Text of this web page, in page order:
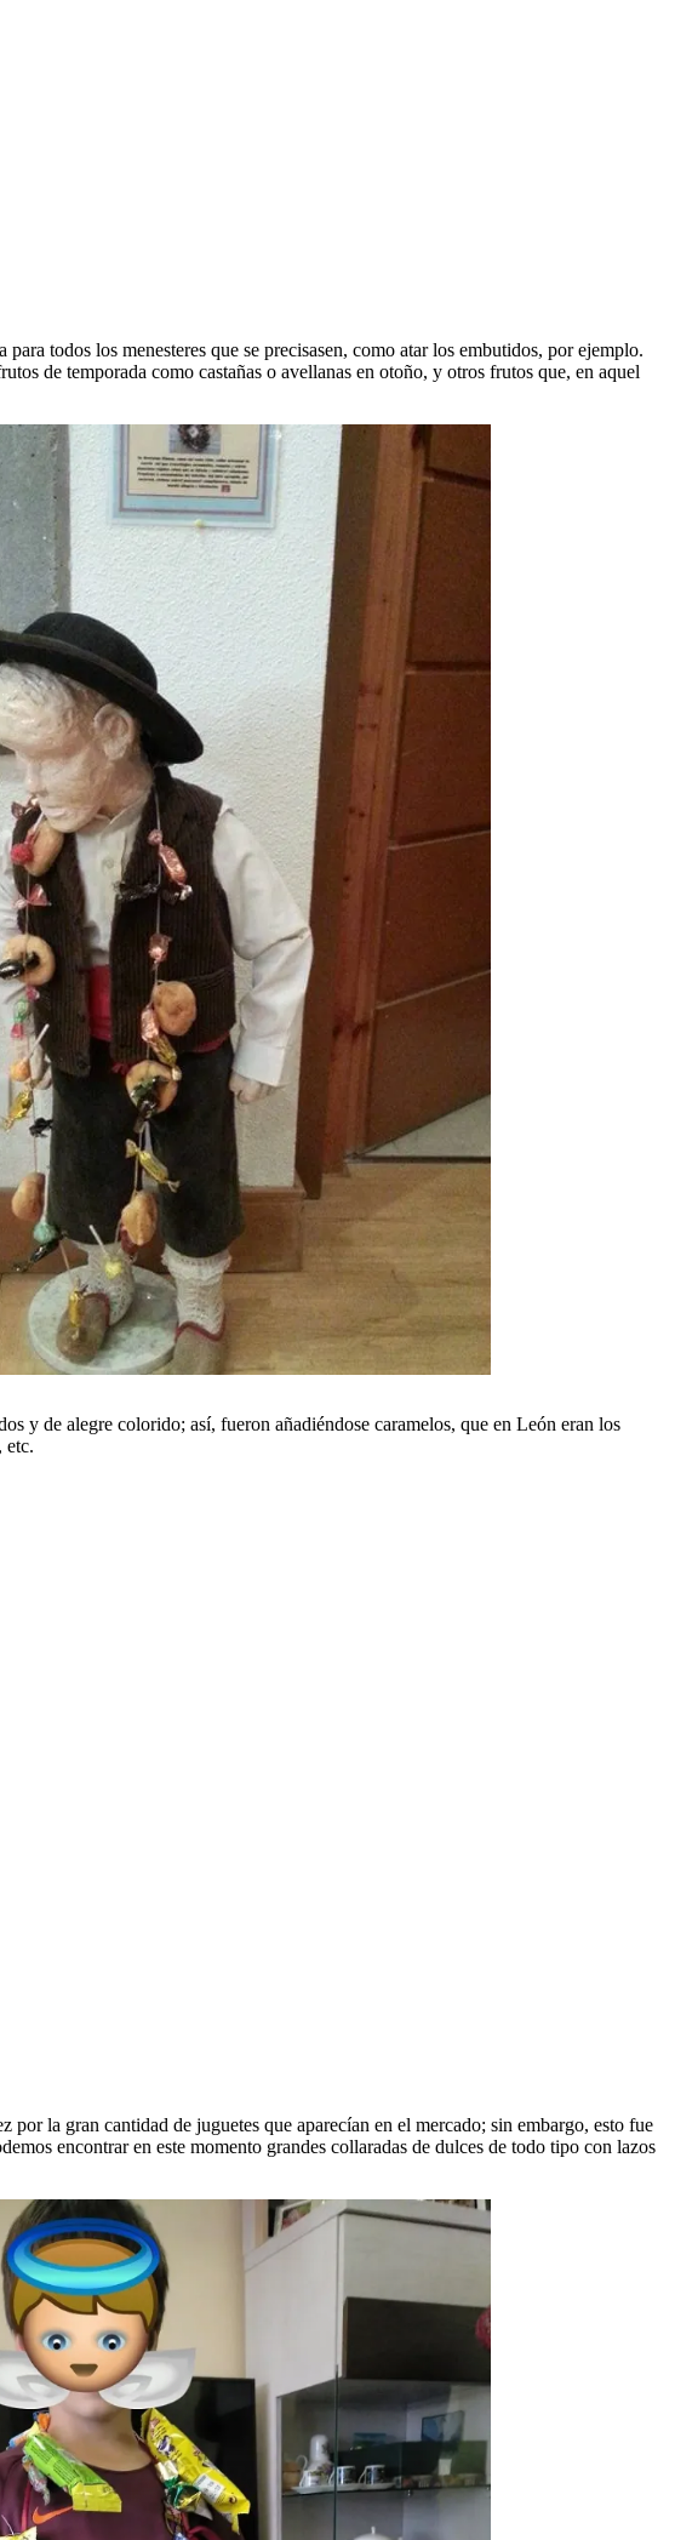
todos los menesteres que se precisasen, como atar los embutidos, por ejemplo.
de temporada como castañas o avellanas en otoño, y otros frutos que, en aquel
y de alegre colorido; así, fueron añadiéndose caramelos, que en León eran los
etc.
la gran cantidad de juguetes que aparecían en el mercado; sin embargo, esto fue
encontrar en este momento grandes collaradas de dulces de todo tipo con lazos